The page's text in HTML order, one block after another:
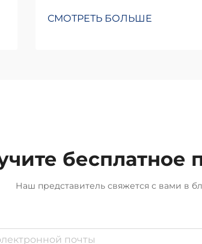
СМОТРЕТЬ БОЛЬШЕ
бесплатное
Наш представитель свяжется с вами в